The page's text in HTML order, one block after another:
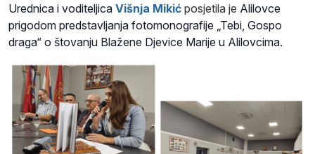
Urednica i voditeljica Višnja Mikić posjetila je Alilovce
prigodom predstavljanja fotomonografije „Tebi, Gospo
draga“ o štovanju Blažene Djevice Marije u Alilovcima.